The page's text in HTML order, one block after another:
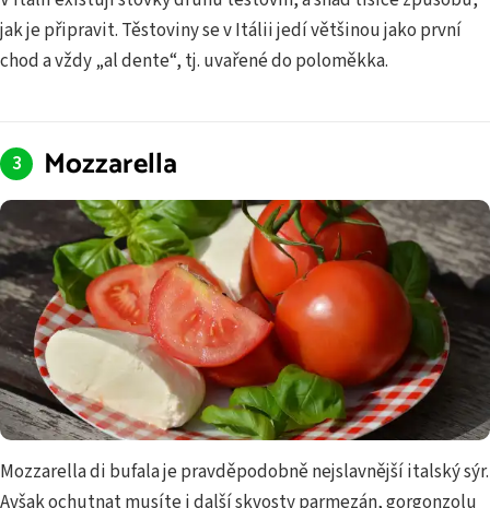
jak je připravit. Těstoviny se v Itálii jedí většinou jako první
chod a vždy „al dente“, tj. uvařené do poloměkka.
Mozzarella
Mozzarella di bufala je pravděpodobně nejslavnější italský sýr.